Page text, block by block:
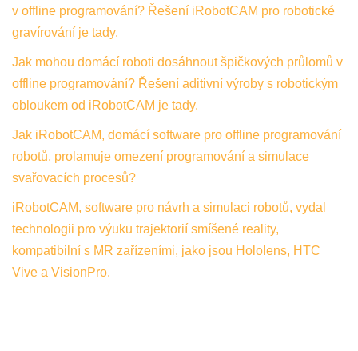
v offline programování? Řešení iRobotCAM pro robotické
gravírování je tady.
Jak mohou domácí roboti dosáhnout špičkových průlomů v
offline programování? Řešení aditivní výroby s robotickým
obloukem od iRobotCAM je tady.
Jak iRobotCAM, domácí software pro offline programování
robotů, prolamuje omezení programování a simulace
svařovacích procesů?
iRobotCAM, software pro návrh a simulaci robotů, vydal
technologii pro výuku trajektorií smíšené reality,
kompatibilní s MR zařízeními, jako jsou Hololens, HTC
Vive a VisionPro.